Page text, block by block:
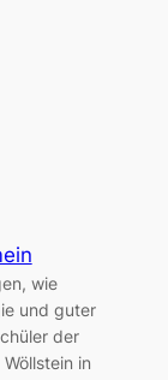
wie
und guter
der
in